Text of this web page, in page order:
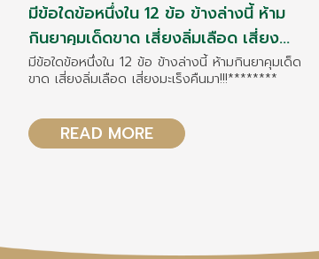
มีข้อใดข้อหนึ่งใน 12 ข้อ ข้างล่างนี้ ห้าม
กินยาคุมเด็ดขาด เสี่ยงลิ่มเลือด เสี่ยง
มะเร็งคืนมา!!!
มีข้อใดข้อหนึ่งใน 12 ข้อ ข้างล่างนี้ ห้ามกินยาคุมเด็ด
ขาด เสี่ยงลิ่มเลือด เสี่ยงมะเร็งคืนมา!!!********
READ MORE